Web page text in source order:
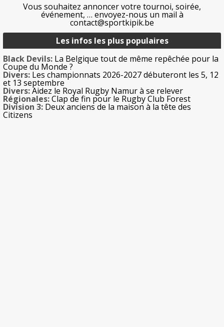
Vous souhaitez annoncer votre tournoi, soirée,
événement, … envoyez-nous un mail à
contact@sportkipik.be
Les infos les plus populaires
Black Devils: La Belgique tout de même repêchée pour la
Coupe du Monde ?
Divers: Les championnats 2026-2027 débuteront les 5, 12
et 13 septembre
Divers:Aidez le Royal Rugby Namur à se relever
Régionales:Clap de fin pour le Rugby Club Forest
Division 3: Deux anciens de la maison à la tête des
Citizens